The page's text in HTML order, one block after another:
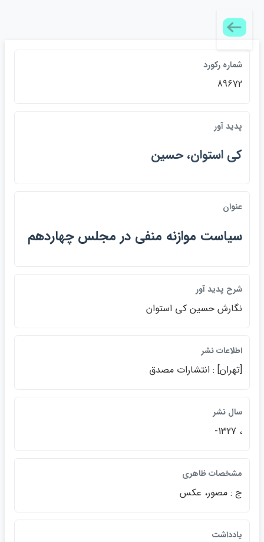
شماره رکورد
89672
پديد آور
كي استوان، حسين
عنوان
سياست موازنه منفي در مجلس چهاردهم
شرح پديد آور
نگارش حسين كي استوان
اطلاعات نشر
[تهران] : انتشارات مصدق
سال نشر
، 1327-
مشخصات ظاهري
ج : مصور، عكس
يادداشت